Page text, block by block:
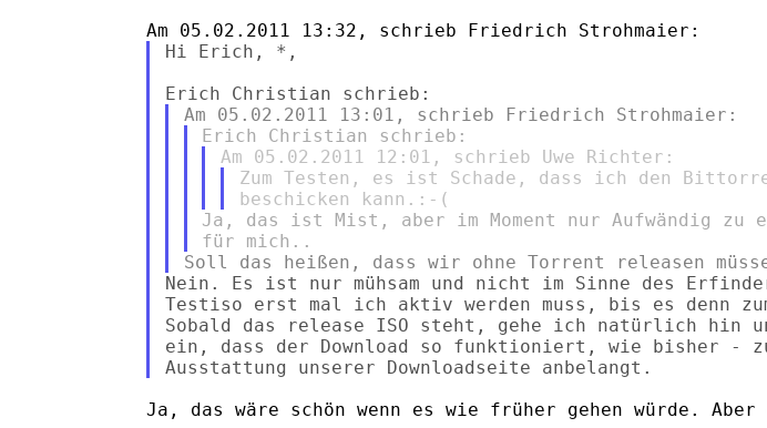
Hi Erich, *,
Zum Testen, es ist Schade, dass ich den
Ja, das ist Mist, aber im Moment nur Aufwändig zu
Nein. Es ist nur mühsam und nicht im Sinne des
Testiso erst mal ich aktiv werden muss, bis es denn zum
Sobald das release ISO steht, gehe ich natürlich hin
ein, dass der Download so funktioniert, wie bisher -
Ja, das wäre schön wenn es wie früher gehen würde. Aber